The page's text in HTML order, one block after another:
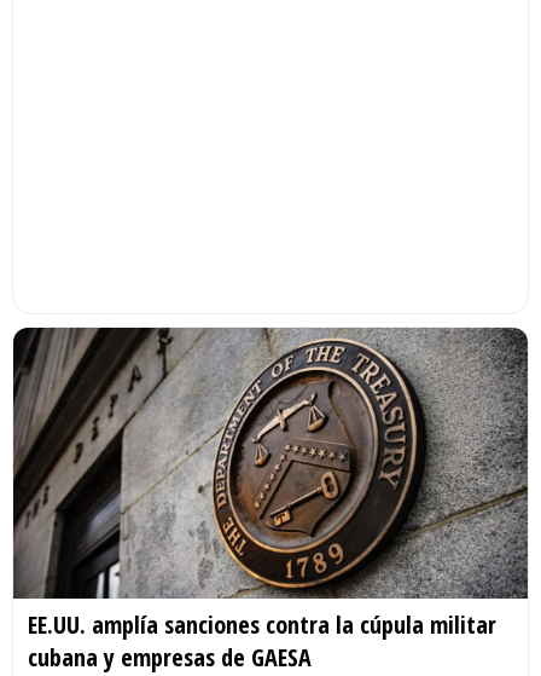
EE.UU. amplía sanciones contra la cúpula militar
cubana y empresas de GAESA